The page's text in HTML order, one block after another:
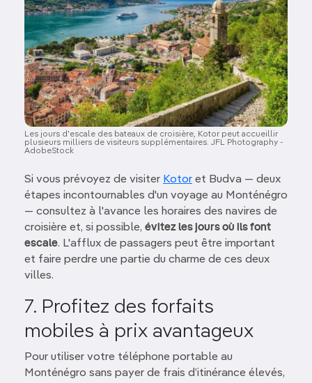
Les jours d'escale des bateaux de croisière, Kotor peut accueillir
plusieurs milliers de visiteurs supplémentaires. JFL Photography -
AdobeStock
Si vous prévoyez de visiter Kotor et Budva — deux
étapes incontournables d'un voyage au Monténégro
— consultez à l'avance les horaires des navires de
croisière et, si possible, évitez les jours où ils font
escale. L'afflux de passagers peut être important
et faire perdre une partie du charme de ces deux
villes.
7. Profitez des forfaits
mobiles à prix avantageux
Pour utiliser votre téléphone portable au
Monténégro sans payer de frais d’itinérance élevés,